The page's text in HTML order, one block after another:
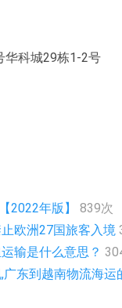
华科城29栋1-2号
2022年版】 839次
欧洲27国旅客入境
输是什么意思？
东到越南物流海运